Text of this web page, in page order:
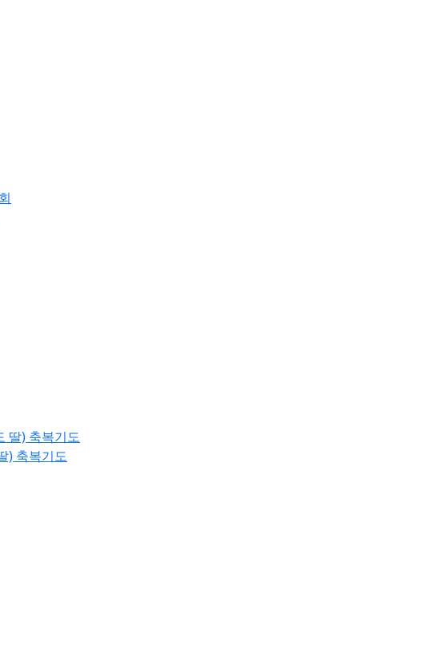
고 있습니다.
언제인가요?
10분, 주일 2부 예배 오전 11시, 주일 오후예배 오후 2시 30분에 드립니
일 오전 5시에 진행됩니다.
있나요?
로139길 25에 위치해 있습니다. 자세한 오시는 길과 주차 안내는 약도 및
하나요?
페이지의 새가족등록 페이지를 통해 등록하실 수 있으며, 담당자가 확인 후
수 있나요?
등 자녀 세대를 위한 교회학교를 운영하고 있어 온 가족이 함께 신앙생활을